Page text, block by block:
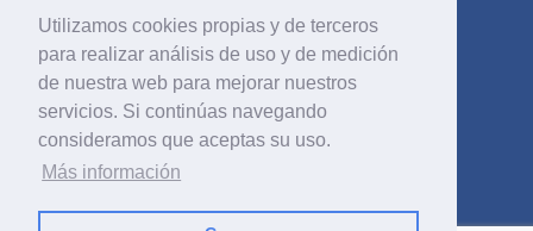
Utilizamos cookies propias y de terceros
para realizar análisis de uso y de medición
de nuestra web para mejorar nuestros
servicios. Si continúas navegando
consideramos que aceptas su uso.
Más información
Inicio
Fiscalidad Internacional
Directorio
Promociones
Especialidades
Quienes Somos
Contacto